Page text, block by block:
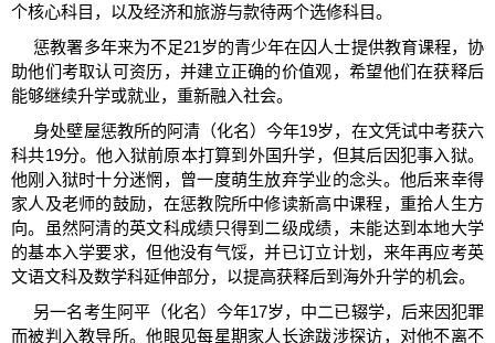
个核心科目，以及经济和旅游与款待两个选修科目。
惩教署多年来为不足21岁的青少年在囚人士提供教育课程，协
助他们考取认可资历，并建立正确的价值观，希望他们在获释后
能够继续升学或就业，重新融入社会。
身处壁屋惩教所的阿清（化名）今年19岁，在文凭试中考获六
科共19分。他入狱前原本打算到外国升学，但其后因犯事入狱。
他刚入狱时十分迷惘，曾一度萌生放弃学业的念头。他后来幸得
家人及老师的鼓励，在惩教院所中修读新高中课程，重拾人生方
向。虽然阿清的英文科成绩只得到二级成绩，未能达到本地大学
的基本入学要求，但他没有气馁，并已订立计划，来年再应考英
文语文科及数学科延伸部分，以提高获释后到海外升学的机会。
另一名考生阿平（化名）今年17岁，中二已辍学，后来因犯罪
而被判入教导所。他眼见每星期家人长途跋涉探访，对他不离不